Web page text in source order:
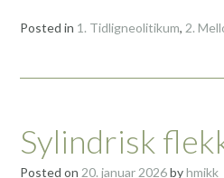
Posted in 1. Tidligneolitikum, 2.
Sylindrisk
Posted on 20. januar 2026byhmikk